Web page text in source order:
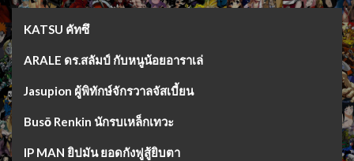
KATSU คัทซึ
ARALE ดร.สลัมป์ กับหนูน้อยอาราเล่
Jasupion ผู้พิทักษ์จักรวาลจัสเบี้ยน
Busō Renkin นักรบเหล็กเทวะ
IP MAN ยิปมัน ยอดกังฟูสู้ยิบตา